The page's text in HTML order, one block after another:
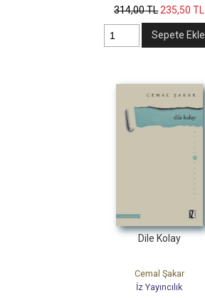
314,00TL235,50 TL
Sepete Ekle
Dile Kolay
Cemal Şakar
İz Yayıncılık